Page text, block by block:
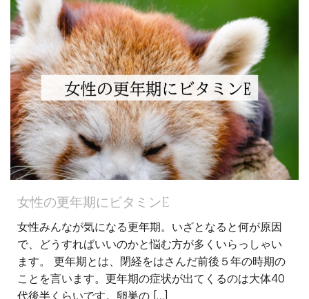
女性の更年期にビタミンE
女性みんなが気になる更年期。いざとなると何が原因
で、どうすればいいのかと悩む方が多くいらっしゃい
ます。 更年期とは、閉経をはさんだ前後５年の時期の
ことを言います。更年期の症状が出てくるのは大体40
代後半くらいです。卵巣の […]